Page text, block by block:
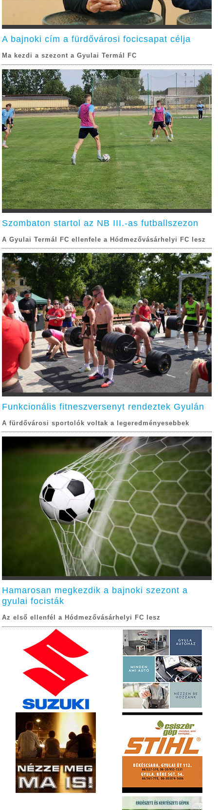
A bajnoki cím a fürdővárosi focicsapat célja
Ma kezdi a szezont a Gyulai Termál FC
Szombaton startol az NB III.-as futballszezon
A Gyulai Termál FC ellenfele a Hódmezővásárhelyi FC lesz
Funkcionális fitneszversenyt rendeztek Gyulán
A fürdővárosi sportolók voltak a legeredményesebbek
Hamarosan megkezdik a bajnoki szezont a
gyulai focisták
Az első ellenfél a Hódmezővásárhelyi FC lesz